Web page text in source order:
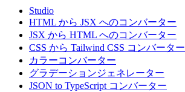
Studio
HTML から JSX へのコンバーター
JSX から HTML へのコンバーター
CSS から Tailwind CSS コンバーター
カラーコンバーター
グラデーションジェネレーター
JSON to TypeScript コンバーター